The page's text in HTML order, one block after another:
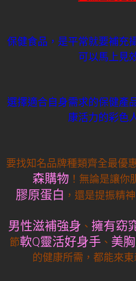
保健食品，是平常就要補充
可以馬上見
選擇適合自身需求的保健產
康活力的彩色
要找知名品牌種類齊全最優
森購物 ！無論是讓你
膠原蛋白 ，還是提振精
男性滋補強身 、 擁有窈
節軟Q靈活好身手 、 美
的健康所需，都能來東